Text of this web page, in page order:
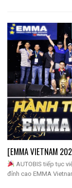
[EMMA VIETNAM
AUTOBIS tiếp tục
đỉnh cao EMMA